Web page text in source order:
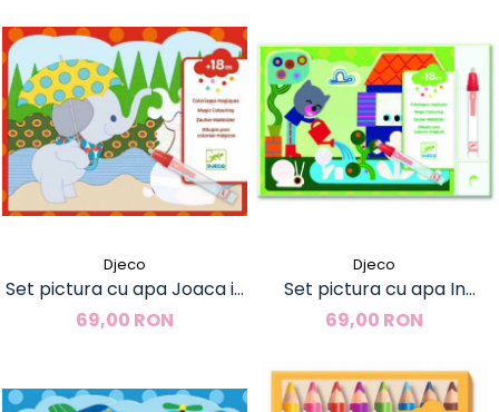
Djeco
Set pictura cu apa Joaca in
natura, Djeco
69,00 RON
Djeco
Set pictura cu apa In
gradina, Djeco
69,00 RON